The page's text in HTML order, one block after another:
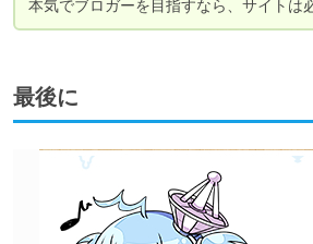
本気でブロガーを目指すなら、サイトは
最後に